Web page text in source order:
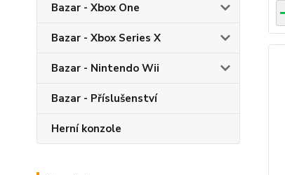
Bazar - Xbox One
Bazar - Xbox Series X
Bazar - Nintendo Wii
Bazar - Příslušenství
Herní konzole